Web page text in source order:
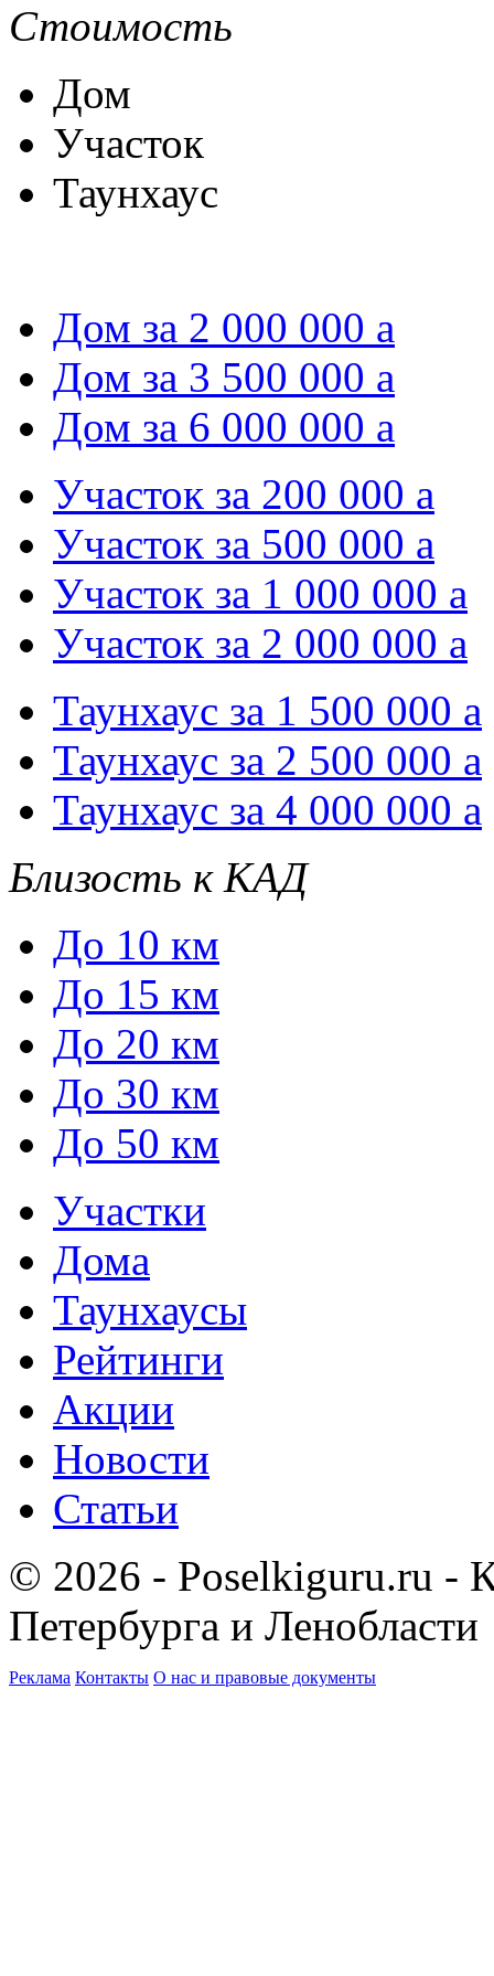
Стоимость
Дом
Участок
Таунхаус
Дом за 2 000 000 a
Дом за 3 500 000 a
Дом за 6 000 000 a
Участок за 200 000 a
Участок за 500 000 a
Участок за 1 000 000 a
Участок за 2 000 000 a
Таунхаус за 1 500 000 a
Таунхаус за 2 500 000 a
Таунхаус за 4 000 000 a
Близость к КАД
До 10 км
До 15 км
До 20 км
До 30 км
До 50 км
Участки
Дома
Таунхаусы
Рейтинги
Акции
Новости
Статьи
© 2026 - Poselkiguru.ru -
Петербурга и Ленобласти
Реклама Контакты О нас и правовые документы